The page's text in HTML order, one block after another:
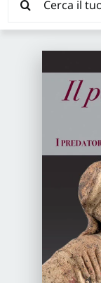
News ed Eventi
Distribuzione
CONSIP /
Proposte di
per: